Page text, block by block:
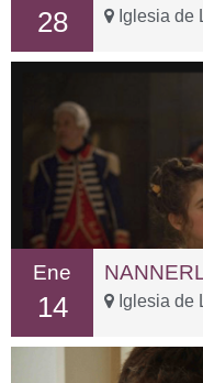
28 Iglesia de
Ene
14 Iglesia de